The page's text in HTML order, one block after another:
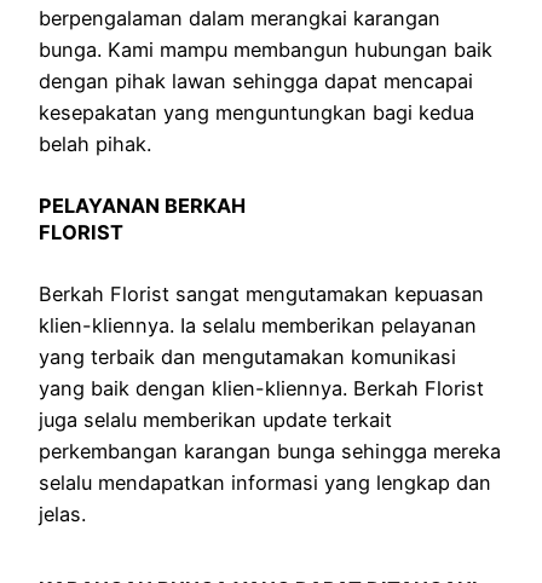
berpengalaman dalam merangkai karangan
bunga. Kami mampu membangun hubungan baik
dengan pihak lawan sehingga dapat mencapai
kesepakatan yang menguntungkan bagi kedua
belah pihak.
PELAYANAN BERKAH
FLORIST
Berkah Florist sangat mengutamakan kepuasan
klien-kliennya. Ia selalu memberikan pelayanan
yang terbaik dan mengutamakan komunikasi
yang baik dengan klien-kliennya. Berkah Florist
juga selalu memberikan update terkait
perkembangan karangan bunga sehingga mereka
selalu mendapatkan informasi yang lengkap dan
jelas.